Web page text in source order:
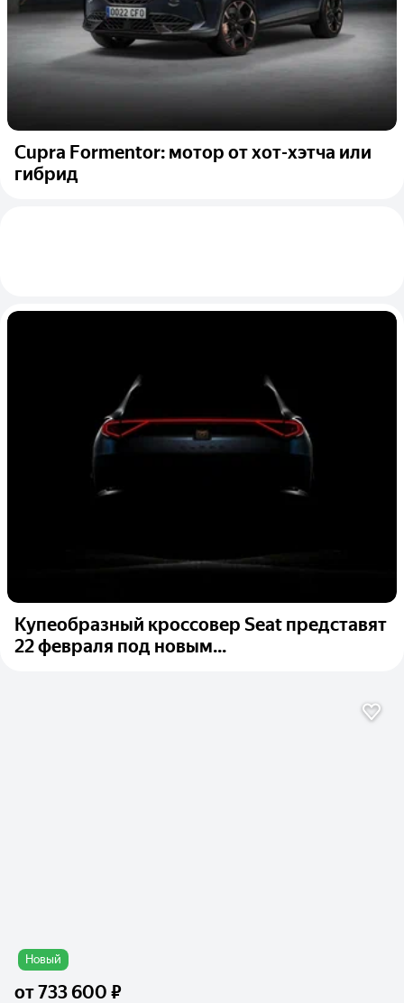
Cupra Formentor: мотор от хот-хэтча или
гибрид
Купеобразный кроссовер Seat представят
22 февраля под новым...
Новый
от733 600 ₽